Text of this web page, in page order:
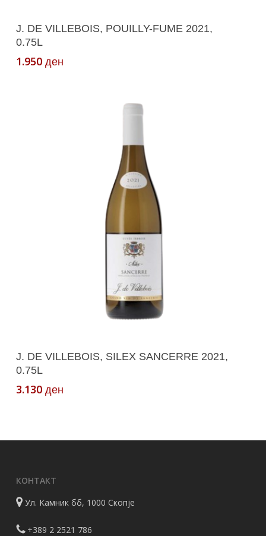
Додади Во Кошничка
J. DE VILLEBOIS, POUILLY-FUME 2021,
0.75L
1.950 ден
Додади Во Кошничка
J. DE VILLEBOIS, SILEX SANCERRE 2021,
0.75L
3.130 ден
КОНТАКТ
Ул. Камник бб, 1000 Скопје
+389 2 2521 786